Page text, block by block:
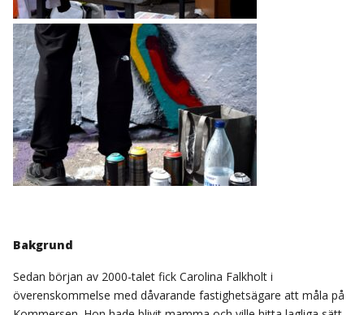
Bakgrund
Sedan början av 2000-talet fick Carolina Falkholt i
överenskommelse med dåvarande fastighetsägare att måla på